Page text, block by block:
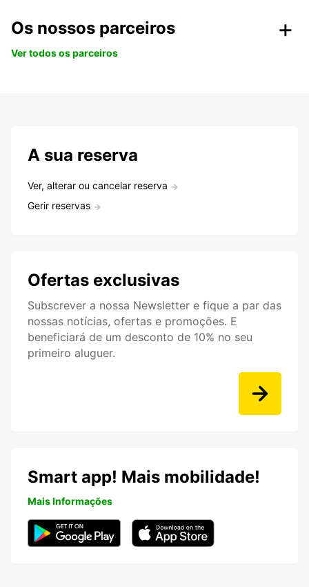
Os nossos parceiros
Ver todos os parceiros
A sua reserva
Ver, alterar ou cancelar reserva
Gerir reservas
Ofertas exclusivas
Subscrever a nossa Newsletter e fique a par das
nossas notícias, ofertas e promoções. E
beneficiará de um desconto de 10% no seu
primeiro aluguer.
Smart app! Mais mobilidade!
Mais Informações